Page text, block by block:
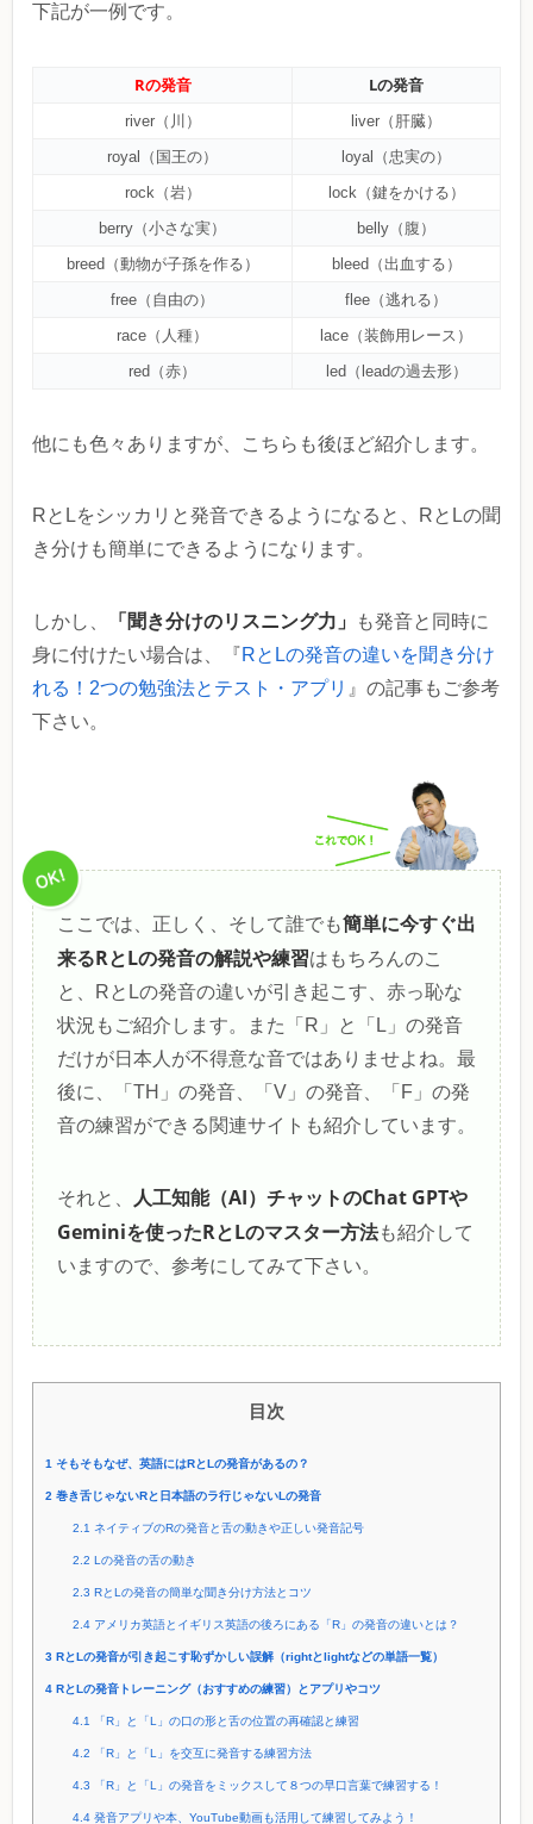
下記が一例です。
Rの発音 Lの発音
river（川）
liver（肝臓）
royal（国王の）
loyal（忠実の）
rock（岩）
lock（鍵をかける）
berry（小さな実）
belly（腹）
breed（動物が子孫を作る）
bleed（出血する）
free（自由の）
flee（逃れる）
race（人種）
lace（装飾用レース）
red（赤）
led（leadの過去形）
他にも色々ありますが、こちらも後ほど紹介します。
RとLをシッカリと発音できるようになると、RとLの聞
き分けも簡単にできるようになります。
しかし、 「聞き分けのリスニング力」
も発音と同時に
身に付けたい場合は、『RとLの発音の違いを聞き分け
れる！2つの勉強法とテスト・アプリ 』の記事もご参考
下さい。
ここでは、正しく、そして誰でも簡単に今すぐ出
来るRとLの発音の解説や練習はもちろんのこ
と、RとLの発音の違いが引き起こす、赤っ恥な
状況もご紹介します。また「R」と「L」の発音
だけが日本人が不得意な音ではありませよね。最
後に、「TH」の発音、「V」の発音、「F」の発
音の練習ができる関連サイトも紹介しています。
それと、
人工知能（AI）チャットのChat GPTや
Geminiを使ったRとLのマスター方法も紹介して
いますので、参考にしてみて下さい。
目次
1 そもそもなぜ、英語にはRとLの発音があるの？
2 巻き舌じゃないRと日本語のラ行じゃないLの発音
2.1 ネイティブのRの発音と舌の動きや正しい発音記号
2.2 Lの発音の舌の動き
2.3 RとLの発音の簡単な聞き分け方法とコツ
2.4アメリカ英語とイギリス英語の後ろにある「R」の発音の違いとは？
3 RとLの発音が引き起こす恥ずかしい誤解（rightとlightなどの単語一覧）
4 RとLの発音トレーニング（おすすめの練習）とアプリやコツ
4.1 「R」と「L」の口の形と舌の位置の再確認と練習
4.2 「R」と「L」を交互に発音する練習方法
4.3 「R」と「L」の発音をミックスして８つの早口言葉で練習する！
4.4発音アプリや本、YouTube動画も活用して練習してみよう！